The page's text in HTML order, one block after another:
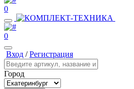
0
0
Вход /Регистрация
Город